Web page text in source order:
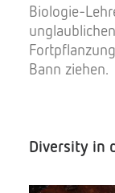
Biologie-
Bann ziehen.
Diversity in